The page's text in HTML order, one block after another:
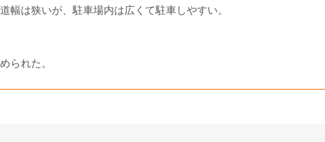
幅は狭いが、駐車場内は広くて駐車しやすい。
られた。